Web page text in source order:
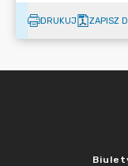
DRUKUJ ZAPISZ